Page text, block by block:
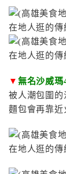
▼ 無名沙威瑪
被人潮包圍的
麵包會再靠近